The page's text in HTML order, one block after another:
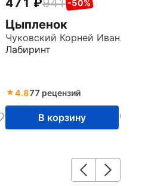
-50%
Цыпленок
Чуковский Корней Иванович
Лабиринт
4.877 рецензий
В корзину